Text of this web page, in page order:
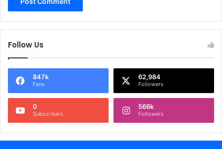
Follow Us
847k
Fans
62,984
Followers
0
Subscribers
566k
Followers